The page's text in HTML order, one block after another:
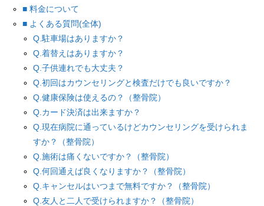
■ 料金について
■ よくある質問(全体)
Q.駐車場はありますか？
Q.着替えはありますか？
Q.子供連れでも大丈夫？
Q.初回はカウンセリングと検査だけでも良いですか？
Q.健康保険は使えるの？（整骨院）
Q.カード決済は出来ますか？
Q.現在病院に通っているけどカウンセリングを受けられま
すか？（整骨院）
Q.施術は痛くないですか？（整骨院）
Q.何回通えば良くなりますか？（整骨院）
Q.キャンセルはいつまで無料ですか？（整骨院）
Q.友人と二人で受けられますか？（整骨院）